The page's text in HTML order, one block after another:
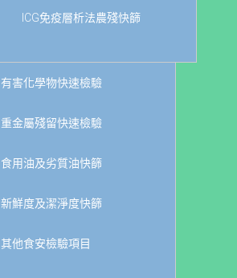
ICG免疫層析法農殘快篩
有害化學物快速檢驗
重金屬殘留快速檢驗
食用油及劣質油快篩
新鮮度及潔淨度快篩
其他食安檢驗項目